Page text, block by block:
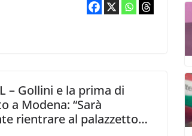
– Gollini e la prima di
a Modena: “Sarà
rientrare al palazzetto